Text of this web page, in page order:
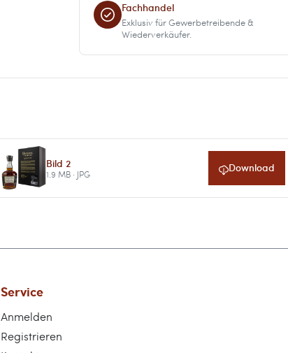
Fachhandel
Exklusiv für Gewerbetreibende &
Wiederverkäufer.
Bild 2
1.9 MB · JPG Download
Service
Anmelden
Registrieren